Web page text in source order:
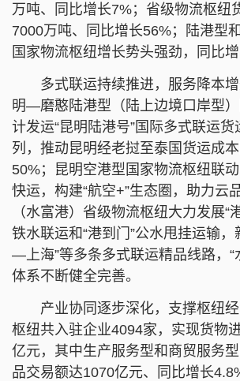
万吨、同比增长7%；省级物流枢纽
7000万吨、同比增长56%；陆港型
国家物流枢纽增长势头强劲，同比增
多式联运持续推进，服务降本
明—磨憨陆港型（陆上边境口岸型
计发运“昆明陆港号”国际多式联运
列，推动昆明经老挝至泰国货运成
50%；昆明空港型国家物流枢纽联
快运，构建“航空+”生态圈，助力云
（水富港）省级物流枢纽大力发展“
铁水联运和“港到门”公水甩挂运输
—上海”等多条多式联运精品线路，“
体系不断健全完善。
产业协同逐步深化，支撑枢纽
枢纽共入驻企业4094家，实现货物
亿元，其中生产服务型和商贸服务
品交易额达1070亿元、同比增长